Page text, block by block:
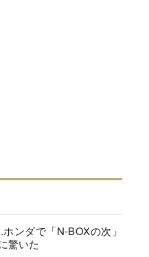
ンダで「N-BOXの次」
驚いた